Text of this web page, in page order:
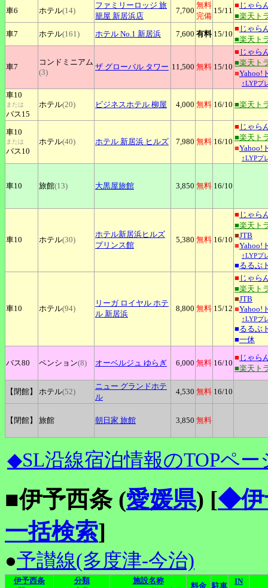
車6 ホテル(14)
ファミリーロッジ 旅
籠屋 新居浜店
7,700
無料
完備
15/11
■ じゃら
■楽天ト
車7
ホテル(161) ホテル No.1 新居浜 7,600 有料 15/10
■ じゃら
■楽天ト
車7
コンドミニアム
(3)
ザ グローバル タワー 11,500 無料 15/10
■ じゃら
■楽天ト
■Yahoo!
↑LYPプ
車10
または
バス15
ホテル(20) ビジネスホテル 柳屋 4,000 無料 16/10 ■楽天ト
車10
または
バス10
ホテル(40) ホテル 新居浜 ヒルズ 7,980 無料 16/10
■ じゃら
■楽天ト
■Yahoo!
↑LYPプ
車10 旅館(13) 大黒屋旅館 3,850 無料 16/10
車10 ホテル(30)
ホテル新居浜ヒルズ
プリンス館
5,380 無料 16/10
■ じゃら
■楽天ト
■JTB
■Yahoo!
↑LYPプ
■るるぶ
車10 ホテル(94)
リーガ ロイヤル ホテ
ル 新居浜
8,800 無料 15/12
■ じゃら
■楽天ト
■JTB
■Yahoo!
↑LYPプ
■るるぶ
■一休
バス80 ペンション(8) オーベルジュ ゆらぎ 6,000 無料 16/10
■ じゃら
■楽天ト
【閉館】 ホテル(52)
ニュー グランドホテ
ル
4,530 無料 16/10
【閉館】 旅館 朝日家 旅館 3,850 無料
◆SL沿線宿泊情報のTOPペー
■伊予西条 (愛媛県) [◆伊
一括検索]
●予讃線(多度津-今治)
伊予西条
分類
施設名称
料金 駐車
IN